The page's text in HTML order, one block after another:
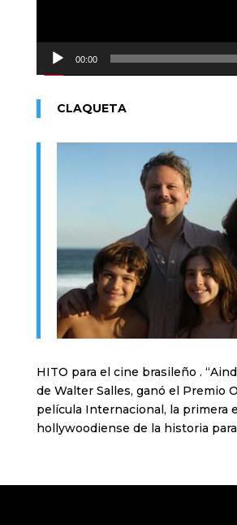
00:00
CLAQUETA
HITO para el cine brasileño .
de Walter Salles, ganó el Premio
película Internacional, la primera
hollywoodiense de la historia